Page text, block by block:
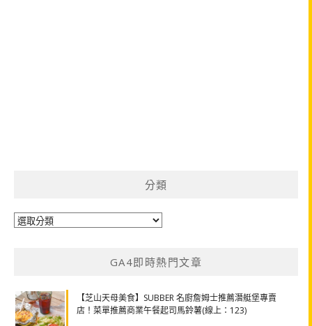
分類
分
GA4即時熱門文章
【芝山天母美食】SUBBER 名廚詹姆士推薦潛艇堡專賣
店！菜單推薦商業午餐起司馬鈴薯(線上：123)